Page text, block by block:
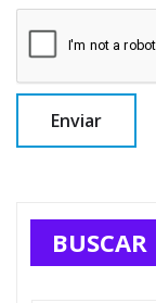
BUSCAR